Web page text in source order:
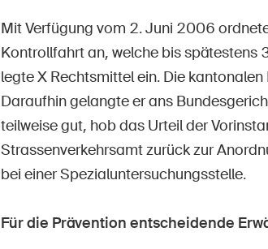
Mit Verfügung vom 2. Juni 2006
Kontrollfahrt an, welche bis
legte X Rechtsmittel ein. Die
Daraufhin gelangte er ans
teilweise gut, hob das Urteil der
Strassenverkehrsamt zurück zur
bei einer Spezialuntersuchungsstelle.
Für die Prävention entscheidende